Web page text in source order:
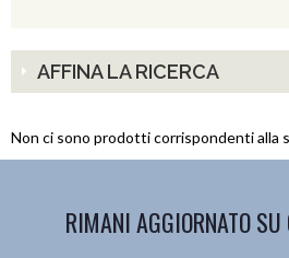
AFFINA LA RICERCA
Non ci sono prodotti corrispondenti alla
RIMANI AGGIORNATO SU